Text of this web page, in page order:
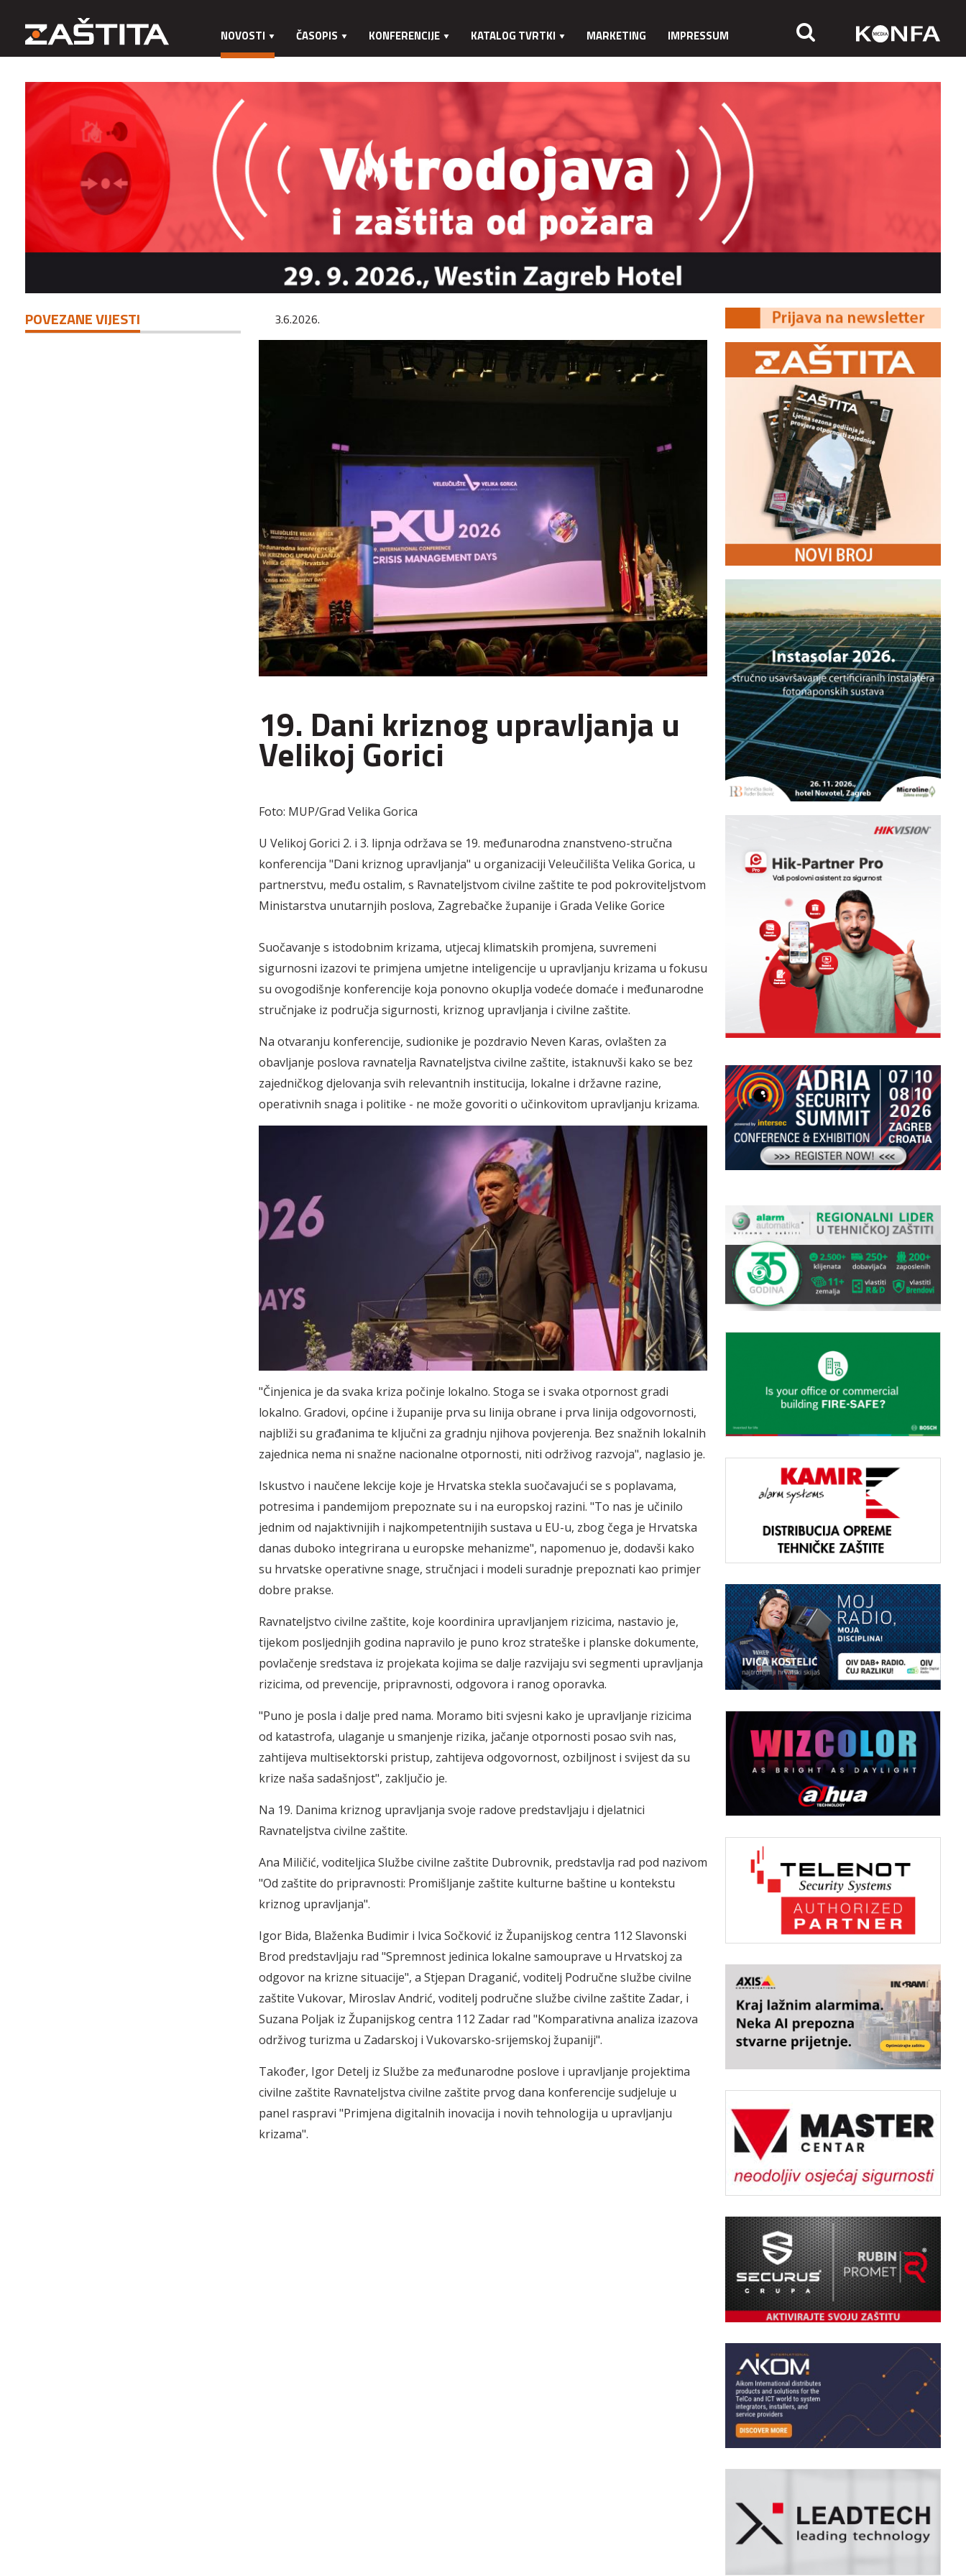
NOVOSTI ČASOPIS KONFERENCIJE KATALOG TVRTKI MARKETING IMPRESSUM
POVEZANE VIJESTI 3.6.2026.
19. Dani kriznog upravljanja u
Velikoj Gorici
Foto: MUP/Grad Velika Gorica
U Velikoj Gorici 2. i 3. lipnja održava se 19. međunarodna znanstveno-stručna
konferencija "Dani kriznog upravljanja" u organizaciji Veleučilišta Velika Gorica, u
partnerstvu, među ostalim, s Ravnateljstvom civilne zaštite te pod pokroviteljstvom
Ministarstva unutarnjih poslova, Zagrebačke županije i Grada Velike Gorice
Suočavanje s istodobnim krizama, utjecaj klimatskih promjena, suvremeni
sigurnosni izazovi te primjena umjetne inteligencije u upravljanju krizama u fokusu
su ovogodišnje konferencije koja ponovno okuplja vodeće domaće i međunarodne
stručnjake iz područja sigurnosti, kriznog upravljanja i civilne zaštite.
Na otvaranju konferencije, sudionike je pozdravio Neven Karas, ovlašten za
obavljanje poslova ravnatelja Ravnateljstva civilne zaštite, istaknuvši kako se bez
zajedničkog djelovanja svih relevantnih institucija, lokalne i državne razine,
operativnih snaga i politike - ne može govoriti o učinkovitom upravljanju krizama.
"Činjenica je da svaka kriza počinje lokalno. Stoga se i svaka otpornost gradi
lokalno. Gradovi, općine i županije prva su linija obrane i prva linija odgovornosti,
najbliži su građanima te ključni za gradnju njihova povjerenja. Bez snažnih lokalnih
zajednica nema ni snažne nacionalne otpornosti, niti održivog razvoja", naglasio je.
Iskustvo i naučene lekcije koje je Hrvatska stekla suočavajući se s poplavama,
potresima i pandemijom prepoznate su i na europskoj razini. "To nas je učinilo
jednim od najaktivnijih i najkompetentnijih sustava u EU-u, zbog čega je Hrvatska
danas duboko integrirana u europske mehanizme", napomenuo je, dodavši kako
su hrvatske operativne snage, stručnjaci i modeli suradnje prepoznati kao primjer
dobre prakse.
Ravnateljstvo civilne zaštite, koje koordinira upravljanjem rizicima, nastavio je,
tijekom posljednjih godina napravilo je puno kroz strateške i planske dokumente,
povlačenje sredstava iz projekata kojima se dalje razvijaju svi segmenti upravljanja
rizicima, od prevencije, pripravnosti, odgovora i ranog oporavka.
"Puno je posla i dalje pred nama. Moramo biti svjesni kako je upravljanje rizicima
od katastrofa, ulaganje u smanjenje rizika, jačanje otpornosti posao svih nas,
zahtijeva multisektorski pristup, zahtijeva odgovornost, ozbiljnost i svijest da su
krize naša sadašnjost", zaključio je.
Na 19. Danima kriznog upravljanja svoje radove predstavljaju i djelatnici
Ravnateljstva civilne zaštite.
Ana Miličić, voditeljica Službe civilne zaštite Dubrovnik, predstavlja rad pod nazivom
"Od zaštite do pripravnosti: Promišljanje zaštite kulturne baštine u kontekstu
kriznog upravljanja".
Igor Bida, Blaženka Budimir i Ivica Sočković iz Županijskog centra 112 Slavonski
Brod predstavljaju rad "Spremnost jedinica lokalne samouprave u Hrvatskoj za
odgovor na krizne situacije", a Stjepan Draganić, voditelj Područne službe civilne
zaštite Vukovar, Miroslav Andrić, voditelj područne službe civilne zaštite Zadar, i
Suzana Poljak iz Županijskog centra 112 Zadar rad "Komparativna analiza izazova
održivog turizma u Zadarskoj i Vukovarsko-srijemskoj županiji".
Također, Igor Detelj iz Službe za međunarodne poslove i upravljanje projektima
civilne zaštite Ravnateljstva civilne zaštite prvog dana konferencije sudjeluje u
panel raspravi "Primjena digitalnih inovacija i novih tehnologija u upravljanju
krizama".